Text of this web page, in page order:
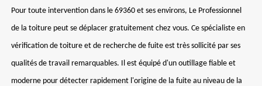
Pour toute intervention dans le 69360 et ses environs, Le Professionnel
de la toiture peut se déplacer gratuitement chez vous. Ce spécialiste en
vérification de toiture et de recherche de fuite est très sollicité par ses
qualités de travail remarquables. Il est équipé d'un outillage fiable et
moderne pour détecter rapidement l'origine de la fuite au niveau de la